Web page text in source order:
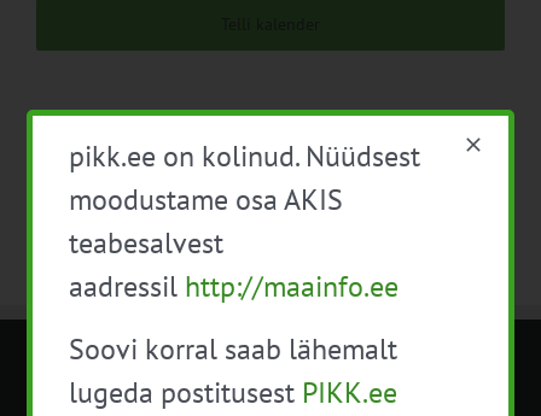
METK NÕUANDETEENISTUS
pikk.ee on kolinud. Nüüdsest
moodustame osa AKIS
teabesalvest
aadressil http://maainfo.ee
Soovi korral saab lähemalt
lugeda postitusest PIKK.ee